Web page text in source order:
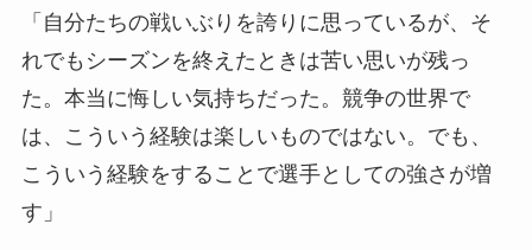
「自分たちの戦いぶりを誇りに思っているが、そ
れでもシーズンを終えたときは苦い思いが残っ
た。本当に悔しい気持ちだった。競争の世界で
は、こういう経験は楽しいものではない。でも、
こういう経験をすることで選手としての強さが増
す」